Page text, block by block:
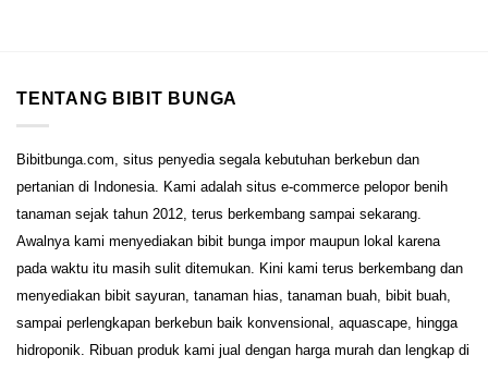
TENTANG BIBIT BUNGA
Bibitbunga.com, situs penyedia segala kebutuhan berkebun dan
pertanian di Indonesia. Kami adalah situs e-commerce pelopor benih
tanaman sejak tahun 2012, terus berkembang sampai sekarang.
Awalnya kami menyediakan bibit bunga impor maupun lokal karena
pada waktu itu masih sulit ditemukan. Kini kami terus berkembang dan
menyediakan bibit sayuran, tanaman hias, tanaman buah, bibit buah,
sampai perlengkapan berkebun baik konvensional, aquascape, hingga
hidroponik. Ribuan produk kami jual dengan harga murah dan lengkap di